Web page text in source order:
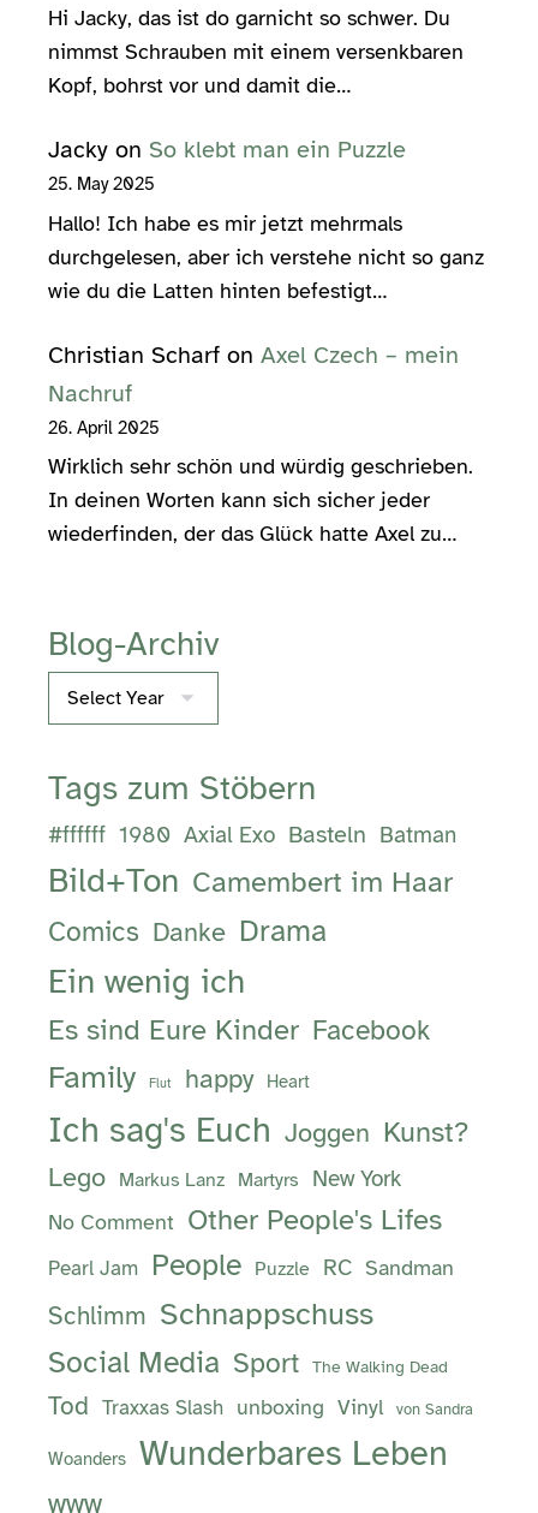
Hi Jacky, das ist do garnicht so schwer. Du
nimmst Schrauben mit einem versenkbaren
Kopf, bohrst vor und damit die…
Jacky on So klebt man ein Puzzle
25. May 2025
Hallo! Ich habe es mir jetzt mehrmals
durchgelesen, aber ich verstehe nicht so ganz
wie du die Latten hinten befestigt…
Christian Scharf on Axel Czech – mein
Nachruf
26. April 2025
Wirklich sehr schön und würdig geschrieben.
In deinen Worten kann sich sicher jeder
wiederfinden, der das Glück hatte Axel zu…
Blog-Archiv
Archives
Tags zum Stöbern
#ffffff 1980 Axial Exo Basteln Batman
Bild+Ton Camembert im Haar
Comics Danke Drama
Ein wenig ich
Es sind Eure Kinder Facebook
Family Flut happy Heart
Ich sag's Euch Joggen Kunst?
Lego Markus Lanz Martyrs New York
No Comment Other People's Lifes
Pearl Jam People Puzzle RC Sandman
Schlimm Schnappschuss
Social Media Sport The Walking Dead
Tod Traxxas Slash unboxing Vinyl von Sandra
Woanders Wunderbares Leben
www